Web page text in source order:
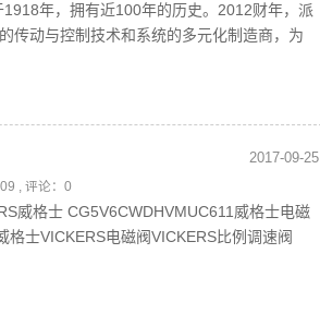
年，拥有近100年的历史。2012财年，派
传动与控制技术和系统的多元化制造商，为
2017-09-25
, 评论：0
威格士 CG5V6CWDHVMUC611威格士电磁
士VICKERS电磁阀VICKERS比例调速阀